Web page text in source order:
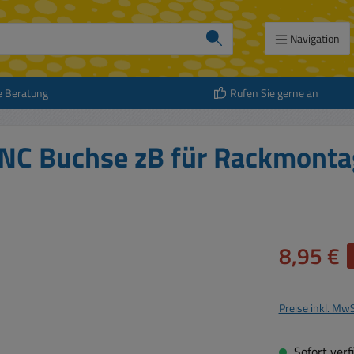
Navigation
Beratung Rufen Sie gerne an
Buchse zB für
Verkaufspreis:
8,95 €
Preise inkl.